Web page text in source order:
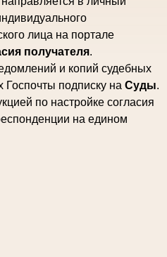
лица на портале
получателя.
и копий судебных
Госпочты подписку на Суды.
по настройке согласия
на едином